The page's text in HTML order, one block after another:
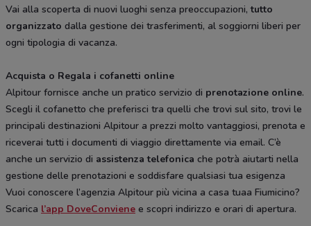
Vai alla scoperta di nuovi luoghi senza preoccupazioni,tutto
organizzato dalla gestione dei trasferimenti, al soggiorni liberi per
ogni tipologia di vacanza.
Acquista o Regala i cofanetti online
Alpitour fornisce anche un pratico servizio di prenotazione online.
Scegli il cofanetto che preferisci tra quelli che trovi sul sito, trovi le
principali destinazioni Alpitour a prezzi molto vantaggiosi, prenota e
riceverai tutti i documenti di viaggio direttamente via email. C’è
anche un servizio di assistenza telefonica che potrà aiutarti nella
gestione delle prenotazioni e soddisfare qualsiasi tua esigenza
Vuoi conoscere l’agenzia Alpitour più vicina a casa tuaa Fiumicino?
Scarica l’app DoveConviene e scopri indirizzo e orari di apertura.